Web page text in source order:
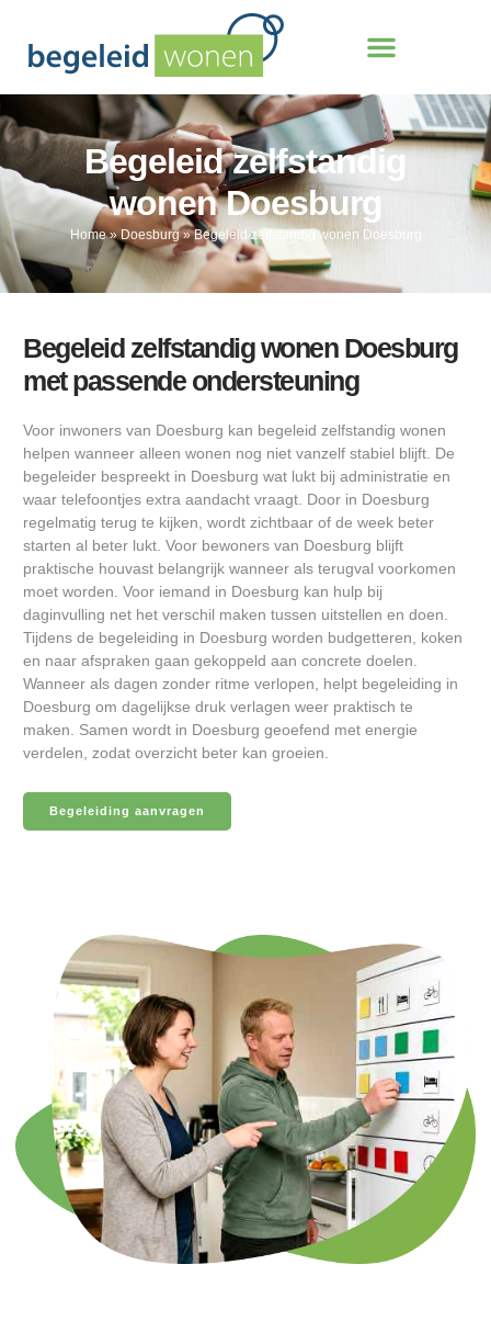
Begeleid zelfstandig
wonen Doesburg
Home»Doesburg»Begeleid zelfstandig wonen Doesburg
Begeleid zelfstandig wonen Doesburg
met passende ondersteuning
Voor inwoners van Doesburg kan begeleid zelfstandig wonen
helpen wanneer alleen wonen nog niet vanzelf stabiel blijft. De
begeleider bespreekt in Doesburg wat lukt bij administratie en
waar telefoontjes extra aandacht vraagt. Door in Doesburg
regelmatig terug te kijken, wordt zichtbaar of de week beter
starten al beter lukt. Voor bewoners van Doesburg blijft
praktische houvast belangrijk wanneer als terugval voorkomen
moet worden. Voor iemand in Doesburg kan hulp bij
daginvulling net het verschil maken tussen uitstellen en doen.
Tijdens de begeleiding in Doesburg worden budgetteren, koken
en naar afspraken gaan gekoppeld aan concrete doelen.
Wanneer als dagen zonder ritme verlopen, helpt begeleiding in
Doesburg om dagelijkse druk verlagen weer praktisch te
maken. Samen wordt in Doesburg geoefend met energie
verdelen, zodat overzicht beter kan groeien.
Begeleiding aanvragen